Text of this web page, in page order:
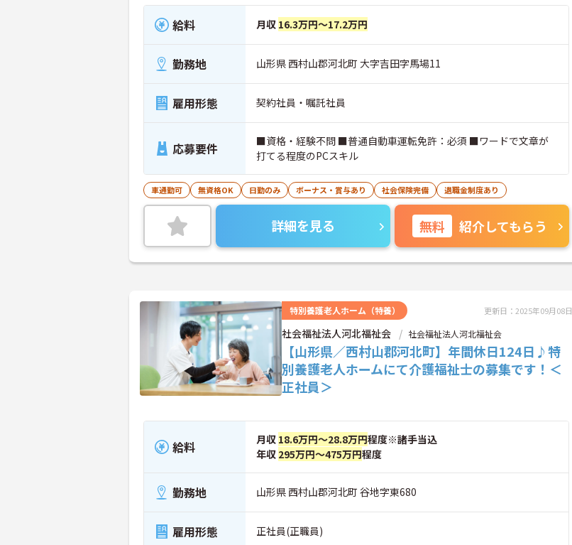
給料 月収 16.3万円～17.2万円
勤務地 山形県 西村山郡河北町 大字吉田字馬場11
雇用形態 契約社員・嘱託社員
応募要件
■資格・経験不問 ■普通自動車運転免許：必須 ■ワードで文章が
打てる程度のPCスキル
車通勤可 無資格OK 日勤のみ ボーナス・賞与あり 社会保険完備 退職金制度あり
詳細を見る 無料 紹介してもらう
特別養護老人ホーム（特養） 更新日：2025年09月08日
社会福祉法人河北福祉会 社会福祉法人河北福祉会
【山形県／西村山郡河北町】年間休日124日♪特
別養護老人ホームにて介護福祉士の募集です！＜
正社員＞
給料 月収 18.6万円～28.8万円程度※諸手当込
年収 295万円～475万円程度
勤務地 山形県 西村山郡河北町 谷地字東680
雇用形態 正社員(正職員)